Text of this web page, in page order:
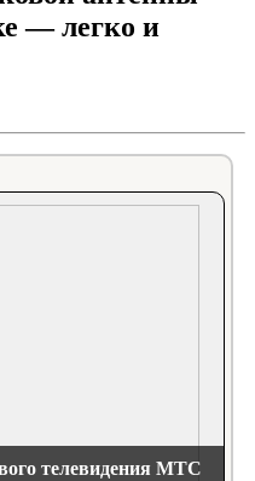
— легко и
телевидения МТС